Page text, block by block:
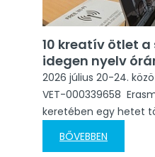
10 kreatív ötlet
idegen nyelv
2026 július 20-24.
VET-000339658
keretében egy hetet
Compostelában, az
nyelviskola „10
BŐVEBBEN